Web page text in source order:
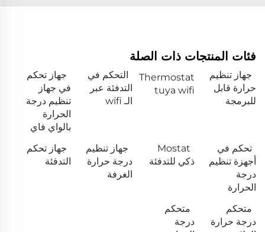
فئات المنتجات ذات الصلة
جهاز تنظيم
حرارة قابل
للبرمجة
Thermostat
tuya wifi
التحكم في
التدفئة عبر
الـ wifi
جهاز تحكم
في جهاز
تنظيم درجة
الحرارة
بالواي فاي
تحكم في
أجهزة تنظيم
درجة
الحرارة
Mostat
ذكي للتدفئة
جهاز تنظيم
درجة حرارة
الغرفة
جهاز تحكم
التدفئة
متحكم
درجة حرارة
متحكم
درجة